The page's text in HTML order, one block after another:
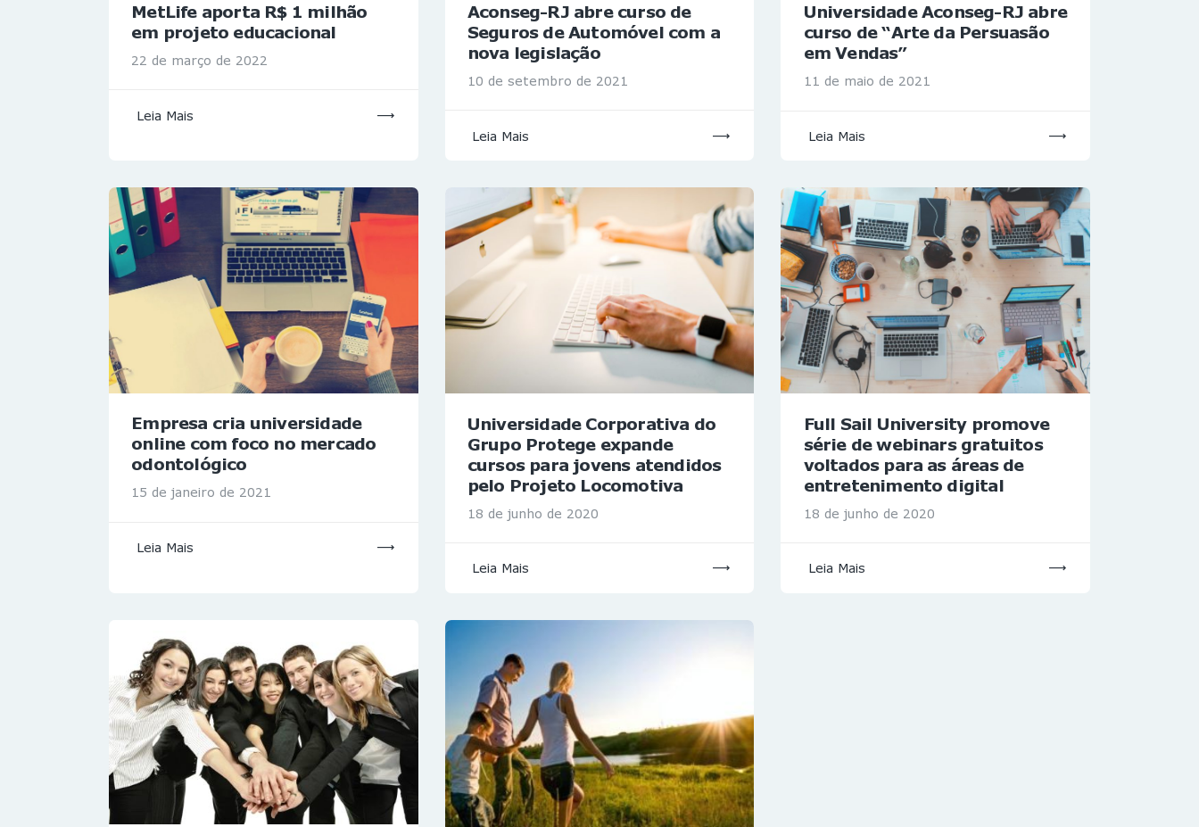
MetLife aporta R$ 1 milhão
em projeto educacional
22 de março de 2022
Leia Mais
Aconseg-RJ abre curso de
Seguros de Automóvel com a
nova legislação
10 de setembro de 2021
Leia Mais
Universidade Aconseg-RJ abre
curso de “Arte da Persuasão
em Vendas”
11 de maio de 2021
Leia Mais
Empresa cria universidade
online com foco no mercado
odontológico
15 de janeiro de 2021
Leia Mais
Universidade Corporativa do
Grupo Protege expande
cursos para jovens atendidos
pelo Projeto Locomotiva
18 de junho de 2020
Leia Mais
Full Sail University promove
série de webinars gratuitos
voltados para as áreas de
entretenimento digital
18 de junho de 2020
Leia Mais